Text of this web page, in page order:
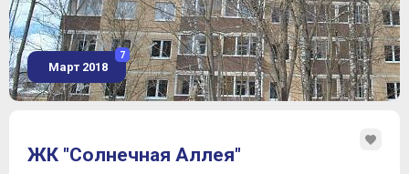
Март 2018
7
ЖК "Солнечная Аллея"